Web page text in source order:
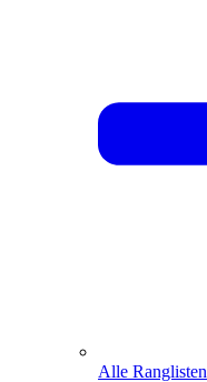
Alle Ranglisten